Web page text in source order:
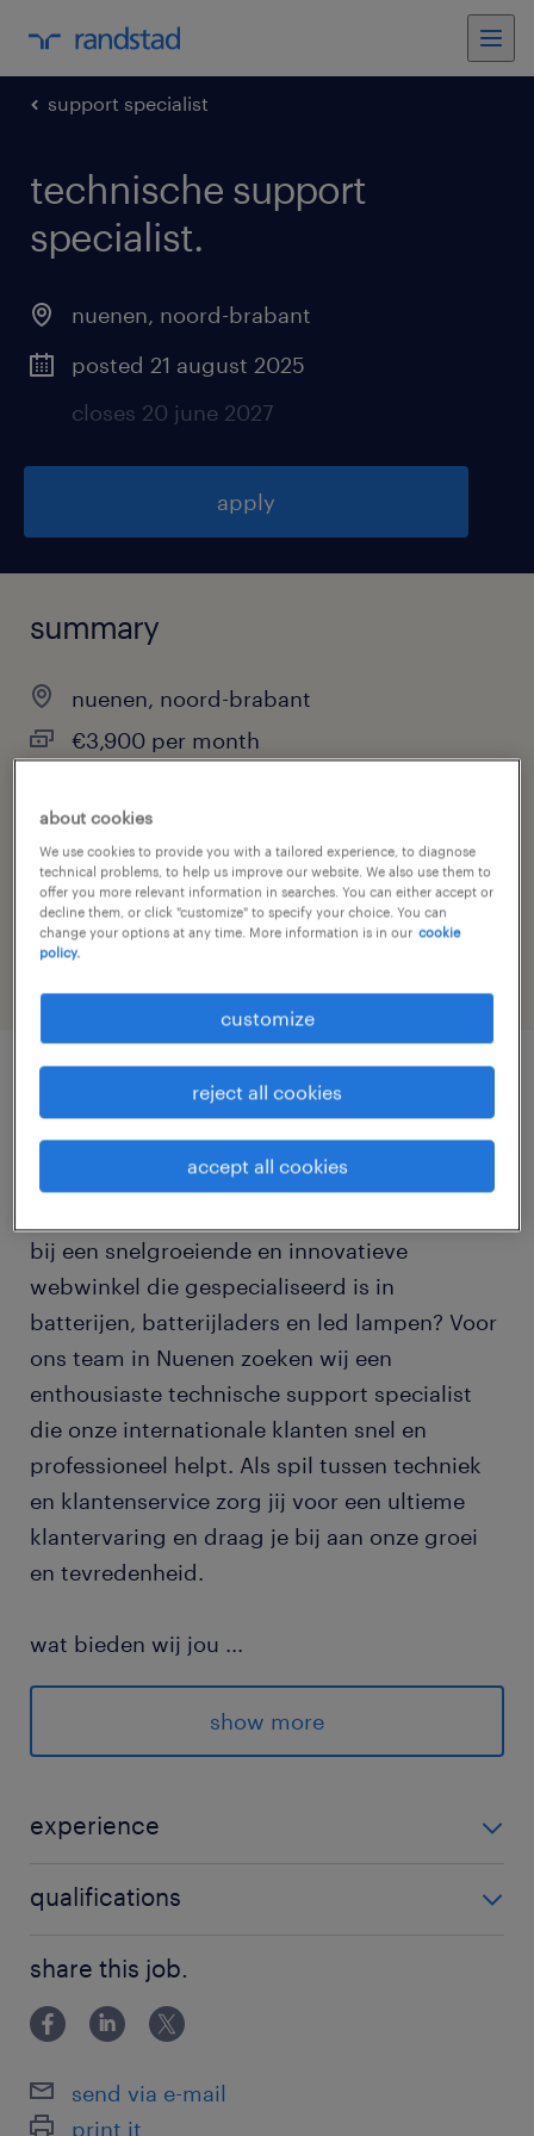
support specialist
technische support
specialist.
nuenen, noord-brabant
posted 21 august 2025
closes 20 june 2027
apply
summary
nuenen, noord-brabant
€3,900 per month
job category
other
job details
Ben jij klantgericht, communicatief sterk en
bij een snelgroeiende en innovatieve
webwinkel die gespecialiseerd is in
batterijen, batterijladers en led lampen? Voor
ons team in Nuenen zoeken wij een
enthousiaste technische support specialist
die onze internationale klanten snel en
professioneel helpt. Als spil tussen techniek
en klantenservice zorg jij voor een ultieme
klantervaring en draag je bij aan onze groei
en tevredenheid.
wat bieden wij jou ...
Goed salaris: €3200 - €3900
Leuke team activiteiten
Werken bij een internationaal groeiend
Uitzicht op een vast contract
Werken in een leuke en gezellige team
wie ben jij
afgerond, bij voorkeur in elektrotechniek of
show more
experience
qualifications
share this job.
send via e-mail
print it
about cookies
We use cookies to provide you with a tailored experience, to diagnose
technical problems, to help us improve our website. We also use them to
offer you more relevant information in searches. You can either accept or
decline them, or click "customize" to specify your choice. You can
change your options at any time. More information is in our cookie
policy.
customize
reject all cookies
accept all cookies